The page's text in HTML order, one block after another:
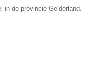
in de provincie Gelderland.